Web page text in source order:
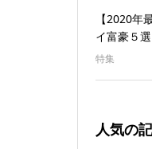
【2020年
イ富豪５
特集
人気の